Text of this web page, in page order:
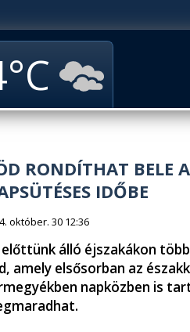
RONDÍTHAT BELE A
IDŐBE
október. 30 12:36
előttünk álló éjszakákon
amely elsősorban az
napközben is